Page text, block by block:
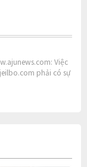
Việc
phải có sự